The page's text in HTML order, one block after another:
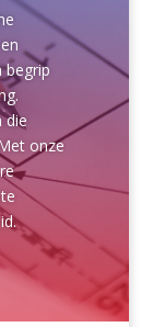
begrip
die
onze